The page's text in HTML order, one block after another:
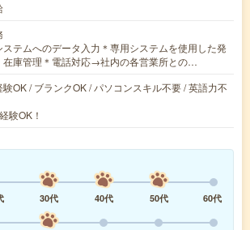
ステムへのデータ入力＊専用システムを使用した発
在庫管理＊電話対応→社内の各営業所との…
OK / ブランクOK / パソコンスキル不要 / 英語力不
験OK！
30代 40代 50代
60代